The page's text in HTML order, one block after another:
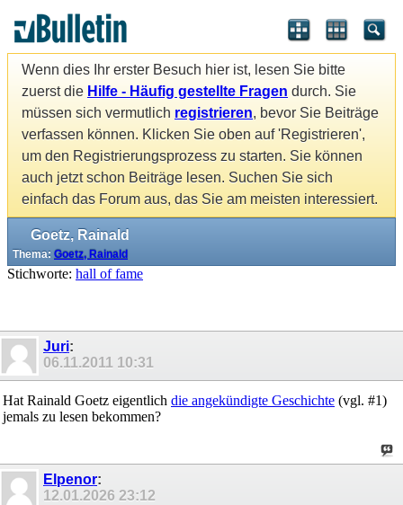
Wenn dies Ihr erster Besuch hier ist, lesen Sie bitte
zuerst die Hilfe - Häufig gestellte Fragen durch. Sie
müssen sich vermutlich registrieren, bevor Sie Beiträge
verfassen können. Klicken Sie oben auf 'Registrieren',
um den Registrierungsprozess zu starten. Sie können
auch jetzt schon Beiträge lesen. Suchen Sie sich
einfach das Forum aus, das Sie am meisten interessiert.
Goetz, Rainald
Thema: Goetz, Rainald
Stichworte: hall of fame
Juri:
06.11.2011 10:31
Hat Rainald Goetz eigentlich die angekündigte Geschichte (vgl. #1)
jemals zu lesen bekommen?
Elpenor:
12.01.2026 23:12